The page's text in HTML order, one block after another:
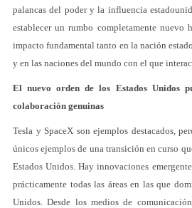
palancas del poder y la influencia
establecer un rumbo completamente nuevo
impacto fundamental tanto en la nación
y en las naciones del mundo con el que
El nuevo orden de los Estados Unidos
colaboración genuinas
Tesla y SpaceX son ejemplos destacados,
únicos ejemplos de una transición en curso
Estados Unidos. Hay innovaciones
prácticamente todas las áreas en las que
Unidos. Desde los medios de